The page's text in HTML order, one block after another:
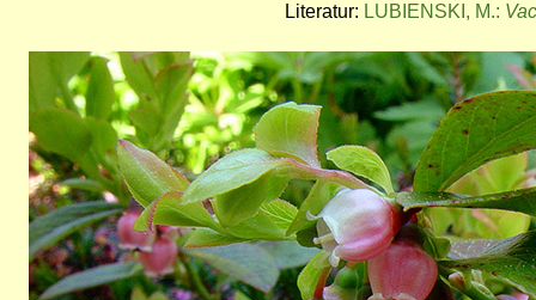
Literatur: LUBIENSKI, M.:
Bild